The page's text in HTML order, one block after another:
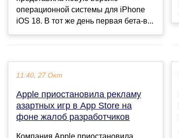
операционной системы для iPhone
iOS 18. В тот же день первая бета-в...
11:40, 27 Окт
Apple приостановила рекламу
азартных игр в App Store на
фоне жалоб разработчиков